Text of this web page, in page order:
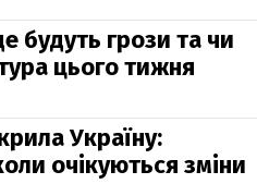
будуть грози та чи
цього тижня
Україну:
очікуються зміни